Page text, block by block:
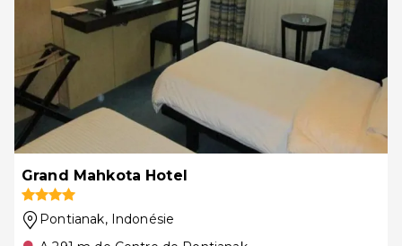
Grand Mahkota Hotel
Pontianak, Indonésie